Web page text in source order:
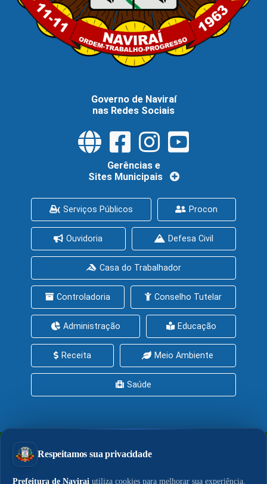
Governo de Naviraí
nas Redes Sociais
Gerências e
Sites Municipais
Serviços Públicos Procon
Ouvidoria Defesa Civil
Casa do Trabalhador
Controladoria Conselho Tutelar
Administração Educação
Receita Meio Ambiente
Saúde
PrefeituraZAP Central de Serviços